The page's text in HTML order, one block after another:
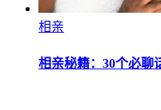
相亲
相亲秘籍：30个必聊